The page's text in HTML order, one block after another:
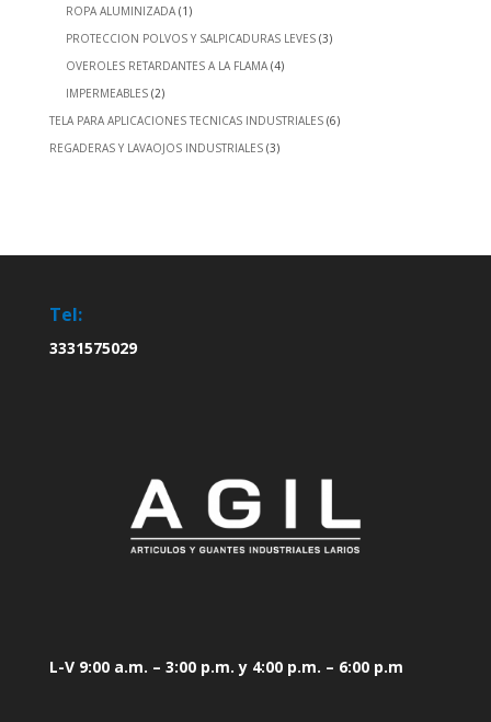
ROPA ALUMINIZADA (1)
PROTECCION POLVOS Y SALPICADURAS LEVES (3)
OVEROLES RETARDANTES A LA FLAMA (4)
IMPERMEABLES (2)
TELA PARA APLICACIONES TECNICAS INDUSTRIALES (6)
REGADERAS Y LAVAOJOS INDUSTRIALES (3)
Tel:
3331575029
L-V 9:00 a.m. – 3:00 p.m. y 4:00 p.m. – 6:00 p.m